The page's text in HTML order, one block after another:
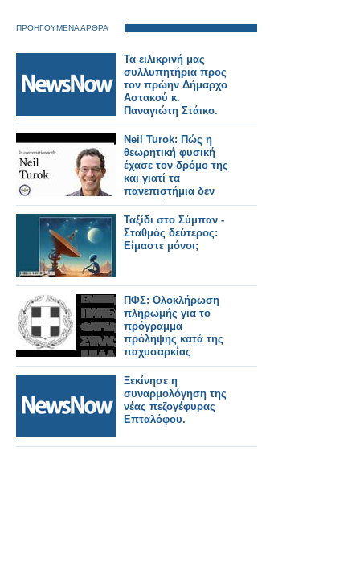
ΠΡΟΗΓΟΥΜΕΝΑ ΑΡΘΡΑ
Τα ειλικρινή μας
συλλυπητήρια προς
τον πρώην Δήμαρχο
Αστακού κ.
Παναγιώτη Στάικο.
Neil Turok: Πώς η
θεωρητική φυσική
έχασε τον δρόμο της
και γιατί τα
πανεπιστήμια δεν
ενθαρρύνουν την
πρωτοτυπία
Ταξίδι στο Σύμπαν -
Σταθμός δεύτερος:
Είμαστε μόνοι;
ΠΦΣ: Ολοκλήρωση
πληρωμής για το
πρόγραμμα
πρόληψης κατά της
παχυσαρκίας
Ξεκίνησε η
συναρμολόγηση της
νέας πεζογέφυρας
Επταλόφου.